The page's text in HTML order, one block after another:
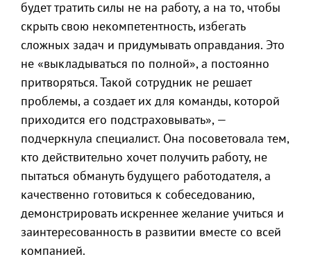
будет тратить силы не на работу, а на то, чтобы
скрыть свою некомпетентность, избегать
сложных задач и придумывать оправдания. Это
не «выкладываться по полной», а постоянно
притворяться. Такой сотрудник не решает
проблемы, а создает их для команды, которой
приходится его подстраховывать», —
подчеркнула специалист. Она посоветовала тем,
кто действительно хочет получить работу, не
пытаться обмануть будущего работодателя, а
качественно готовиться к собеседованию,
демонстрировать искреннее желание учиться и
заинтересованность в развитии вместе со всей
компанией.